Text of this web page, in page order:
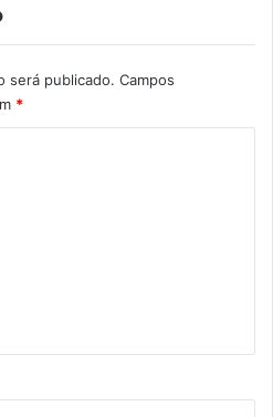
será publicado. Campos
*